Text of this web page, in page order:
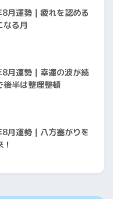
月運勢｜疲れを認める
なる月
月運勢｜幸運の波が続
後半は整理整頓
月運勢｜八方塞がりを